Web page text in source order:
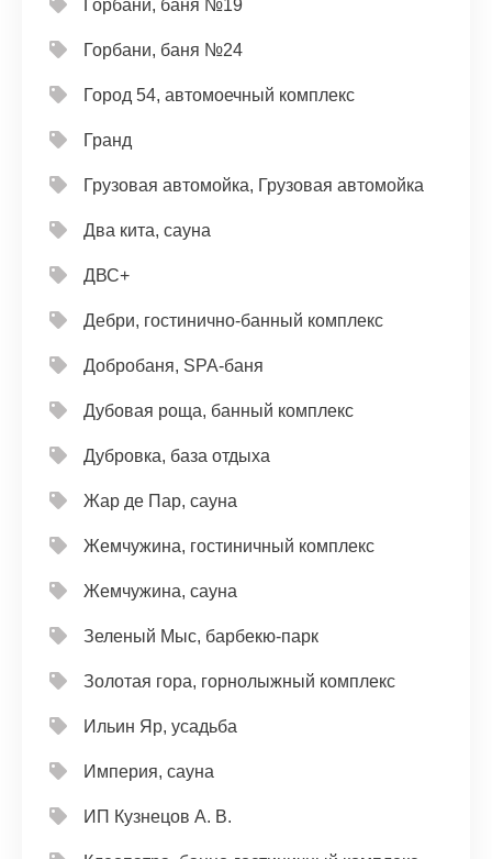
Горбани, баня №19
Горбани, баня №24
Город 54, автомоечный комплекс
Гранд
Грузовая автомойка, Грузовая автомойка
Два кита, сауна
ДВС+
Дебри, гостинично-банный комплекс
Добробаня, SPA-баня
Дубовая роща, банный комплекс
Дубровка, база отдыха
Жар де Пар, сауна
Жемчужина, гостиничный комплекс
Жемчужина, сауна
Зеленый Мыс, барбекю-парк
Золотая гора, горнолыжный комплекс
Ильин Яр, усадьба
Империя, сауна
ИП Кузнецов А. В.